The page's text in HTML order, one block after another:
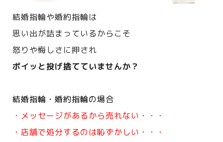
結婚指輪や婚約指輪は
思い出が詰まっているからこそ
怒りや悔しさに押され
ポイッと投げ捨てていませんか？
結婚指輪・婚約指輪の場合
・メッセージがあるから売れない・・・
・店舗で処分するのは恥ずかしい・・・